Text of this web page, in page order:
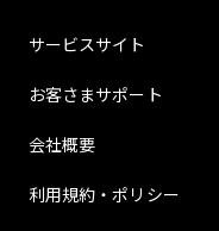
サービスサイト
お客さまサポート
会社概要
利用規約・ポリシー